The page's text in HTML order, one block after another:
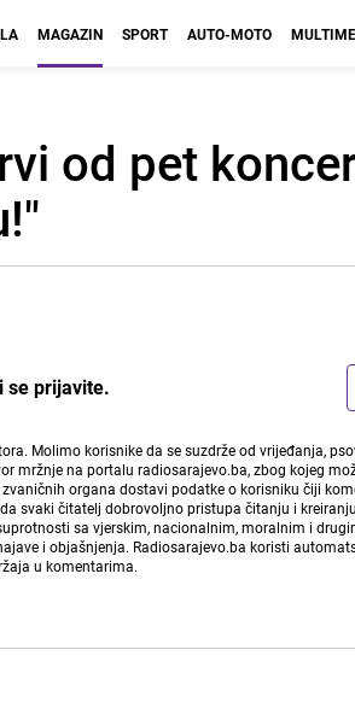
MAGAZIN SPORT AUTO-MOTO
od pet
se prijavite.
Molimo korisnike da se suzdrže od vrijeđanja,
mržnje na portalu radiosarajevo.ba, zbog kojeg
organa dostavi podatke o korisniku čiji
svaki čitatelj dobrovoljno pristupa čitanju i
sa vjerskim, nacionalnim, moralnim i
i objašnjenja. Radiosarajevo.ba koristi
u komentarima.